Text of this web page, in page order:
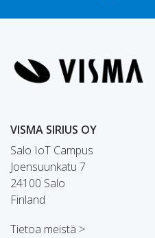
VISMA SIRIUS OY
Salo IoT Campus
Joensuunkatu 7
24100 Salo
Finland
Tietoa meistä >